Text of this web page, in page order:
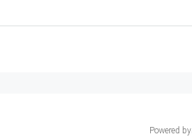
Powered by